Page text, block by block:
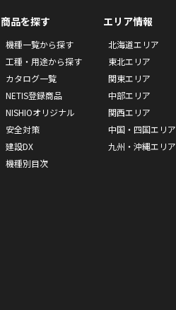
商品を探す
機種一覧から探す
工種・用途から探す
カタログ一覧
NETIS登録商品
NISHIOオリジナル
安全対策
建設DX
機種別目次
エリア情報
北海道エリア
東北エリア
関東エリア
中部エリア
関西エリア
中国・四国エリア
九州・沖縄エリア